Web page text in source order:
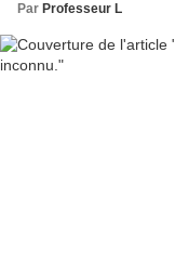
Par Professeur L